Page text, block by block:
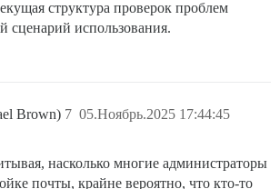
структура проверок проблем
сценарий использования.
Brown) 05.Ноябрь.2025 17:44:45
7
насколько многие администраторы
почты, крайне вероятно, что кто-то